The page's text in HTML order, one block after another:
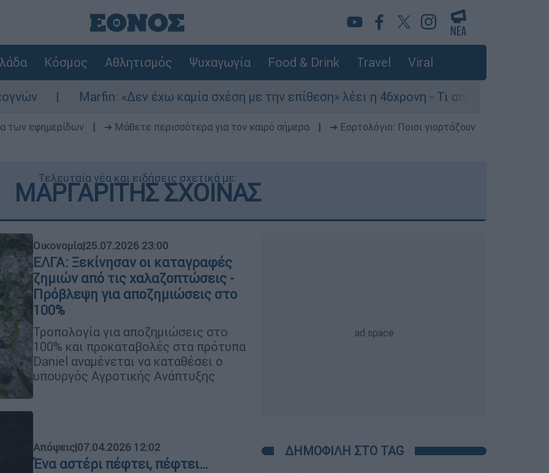
Κόσμος Αθλητισμός Ψυχαγωγία Food & Drink Travel Viral
«Δεν έχω καμία σχέση με την επίθεση» λέει η 46χρονη - Τι αποκάλυψε στους
των εφημερίδων ➔ Μάθετε περισσότερα για τον καιρό σήμερα
➔ Εορτολόγιο: Ποιοι γιορτάζουν
Τελευταία νέα και ειδήσεις σχετικά με:
ΜΑΡΓΑΡΙΤΗΣ ΣΧΟΙΝΑΣ
Οικονομία|25.07.2026 23:00
ΕΛΓΑ: Ξεκίνησαν οι καταγραφές
ζημιών από τις χαλαζοπτώσεις -
Πρόβλεψη για αποζημιώσεις στο
100%
Τροπολογία για αποζημιώσεις στο
100% και προκαταβολές στα πρότυπα
Daniel αναμένεται να καταθέσει ο
υπουργός Αγροτικής Ανάπτυξης
Απόψεις|07.04.2026 12:02
Ένα αστέρι πέφτει, πέφτει…
ΔΗΜΟΦΙΛΗ ΣΤΟ TAG